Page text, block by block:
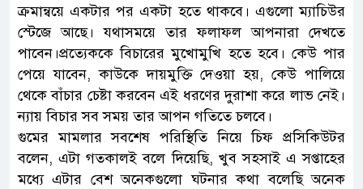
ক্রমান্বয়ে একটার পর একটা হতে থাকবে। এগুলো ম্যাচিউর
স্টেজে আছে। যথাসময়ে তার ফলাফল আপনারা দেখতে
পাবেন।প্রত্যেককে বিচারের মুখোমুখি হতে হবে। কেউ পার
পেয়ে যাবেন, কাউকে দায়মুক্তি দেওয়া হয়, কেউ পালিয়ে
থেকে বাঁচার চেষ্টা করবেন এই ধরণের দুরাশা করে লাভ নেই।
ন্যায় বিচার সব সময় তার আপন গতিতে চলবে।
গুমের মামলার সবশেষ পরিস্থিতি নিয়ে চিফ প্রসিকিউটর
বলেন, এটা গতকালই বলে দিয়েছি, খুব সহসাই এ সপ্তাহের
মধ্যে এটার বেশ অনেকগুলো ঘটনার কথা বলেছি অনেক